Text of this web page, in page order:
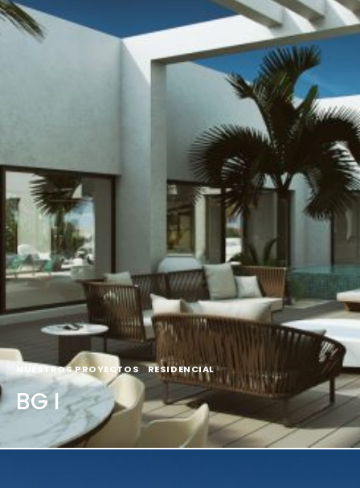
NUESTROS PROYECTOS |RESIDENCIAL
BG I